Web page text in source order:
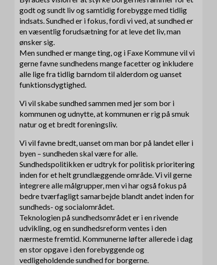
godt og sundt liv og samtidig forebygge med tidlig
indsats. Sundhed er i fokus, fordi vi ved, at sundhed er
en væsentlig forudsætning for at leve det liv, man
ønsker sig.
Men sundhed er mange ting, og i Faxe Kommune vil vi
gerne favne sundhedens mange facetter og inkludere
alle lige fra tidlig barndom til alderdom og uanset
funktionsdygtighed.
Vi vil skabe sundhed sammen med jer som bor i
kommunen og udnytte, at kommunen er rig på smuk
natur og et bredt foreningsliv.
Vi vil favne bredt, uanset om man bor på landet eller i
byen – sundheden skal være for alle.
Sundhedspolitikken er udtryk for politisk prioritering
inden for et helt grundlæggende område. Vi vil gerne
integrere alle målgrupper, men vi har også fokus på
bedre tværfagligt samarbejde blandt andet inden for
sundheds- og socialområdet.
Teknologien på sundhedsområdet er i en rivende
udvikling, og en sundhedsreform ventes i den
nærmeste fremtid. Kommunerne løfter allerede i dag
en stor opgave i den forebyggende og
vedligeholdende sundhed for borgerne.